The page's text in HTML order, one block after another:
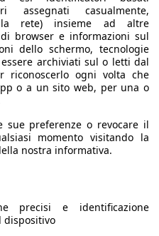
(82 PS)
km/h
ccm
assegnati casualmente,
rete) insieme ad altre
browser e informazioni sul
dello schermo, tecnologie
archiviati sul o letti dal
riconoscerlo ogni volta che
o a un sito web, per una o
sue preferenze o revocare il
momento visitando la
nostra informativa.
precisi e identificazione
dispositivo